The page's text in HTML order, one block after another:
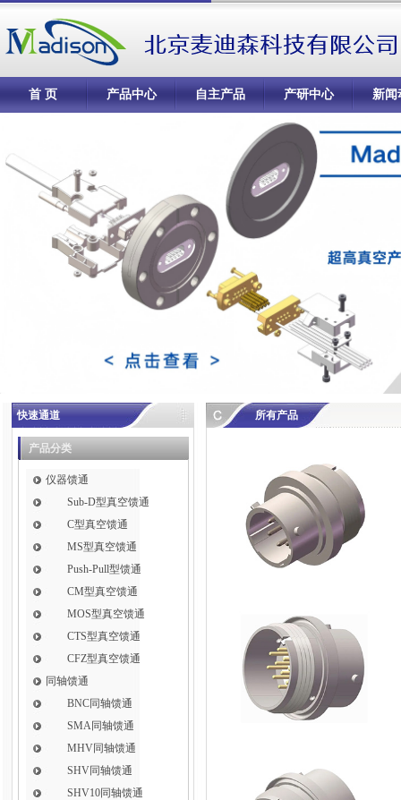
首 页 产品中心 自主产品 产研中心 新闻
快速通道
产品分类
仪器馈通
Sub-D型真空馈通
C型真空馈通
MS型真空馈通
Push-Pull型馈通
CM型真空馈通
MOS型真空馈通
CTS型真空馈通
CFZ型真空馈通
同轴馈通
BNC同轴馈通
SMA同轴馈通
MHV同轴馈通
SHV同轴馈通
SHV10同轴馈通
所有产品